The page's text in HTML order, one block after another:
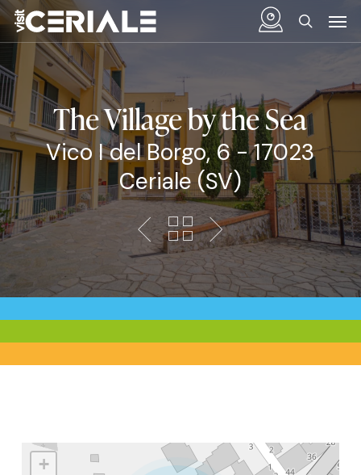
Skip
to
main
content
The Village by the Sea
Vico I del Borgo, 6 - 17023
Ceriale (SV)
+